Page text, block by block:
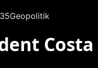
Geopolitik
Costa